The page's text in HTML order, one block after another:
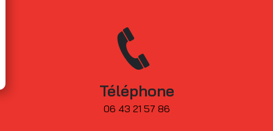
Téléphone
06 43 21 57 86